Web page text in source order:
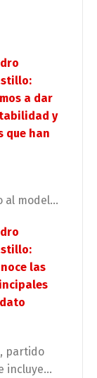
a dar
y
que han
al model...
las
partido
incluye...